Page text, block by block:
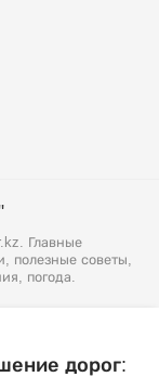
Главные
полезные советы,
погода.
дорог: